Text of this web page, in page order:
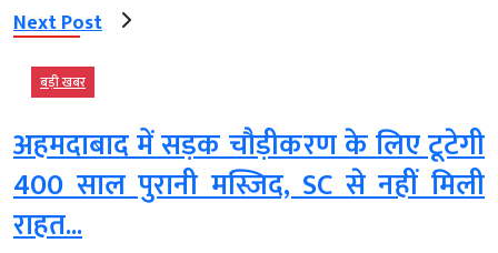
Next Post
बड़ी खबर
अहमदाबाद में सड़क चौड़ीकरण के लिए टूटेगी
400 साल पुरानी मस्जिद, SC से नहीं मिली
राहत...